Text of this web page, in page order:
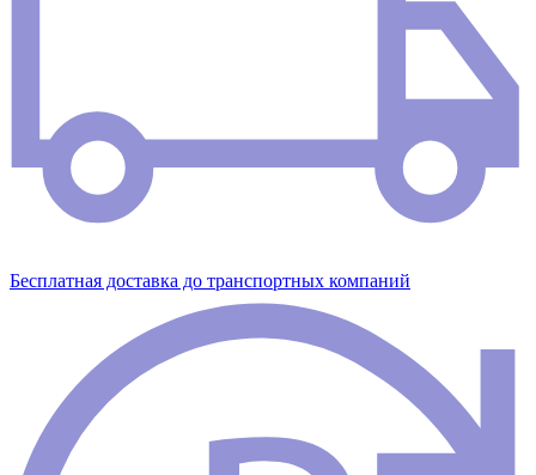
Бесплатная доставка до транспортных компаний